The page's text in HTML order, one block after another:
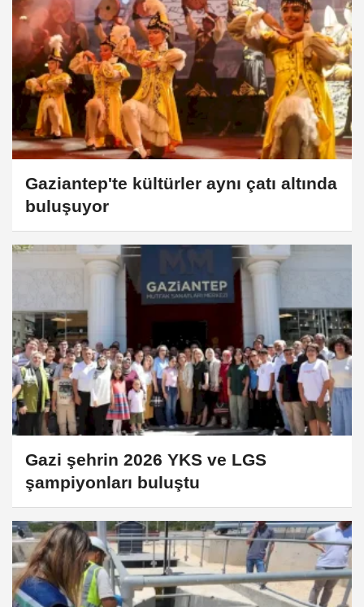
Gaziantep'te kültürler aynı çatı altında
buluşuyor
Gazi şehrin 2026 YKS ve LGS
şampiyonları buluştu